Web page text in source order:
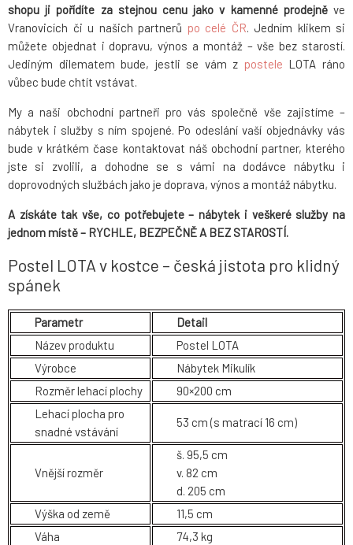
shopu ji pořídíte za stejnou cenu jako v kamenné prodejněve
Vranovicích či u našich partnerů po celé ČR. Jedním klikem si
můžete objednat i dopravu, výnos a montáž – vše bez starostí.
Jediným dilematem bude, jestli se vám z postele LOTA ráno
vůbec bude chtít vstávat.
My a naši obchodní partneři pro vás společně vše zajistíme –
nábytek i služby s ním spojené. Po odeslání vaší objednávky vás
bude v krátkém čase kontaktovat náš obchodní partner, kterého
jste si zvolili, a dohodne se s vámi na dodávce nábytku i
doprovodných službách jako je doprava, výnos a montáž nábytku.
A získáte tak vše, co potřebujete – nábytek i veškeré služby na
jednom místě – RYCHLE, BEZPEČNĚ A BEZ STAROSTÍ.
Postel LOTA v kostce – česká jistota pro klidný
spánek
Parametr
Detail
Název produktu
Postel LOTA
Výrobce
Nábytek Mikulík
Rozměr lehací plochy
90×200 cm
Lehací plocha pro
snadné vstávání
53 cm (s matrací 16 cm)
Vnější rozměr
š. 95,5 cm
v. 82 cm
d. 205 cm
Výška od země
11,5 cm
Váha
74,3 kg